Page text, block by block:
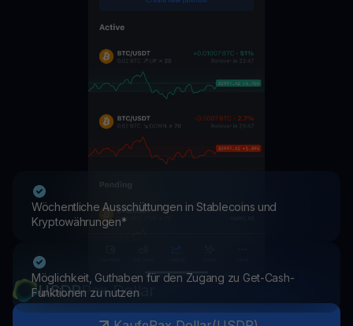
Wöchentliche Ausschüttungen in Stablecoins und
Kryptowährungen*
Möglichkeit, Guthaben für den Zugang zu Get-Cash-
Funktionen zu nutzen
USDPPax Dollar